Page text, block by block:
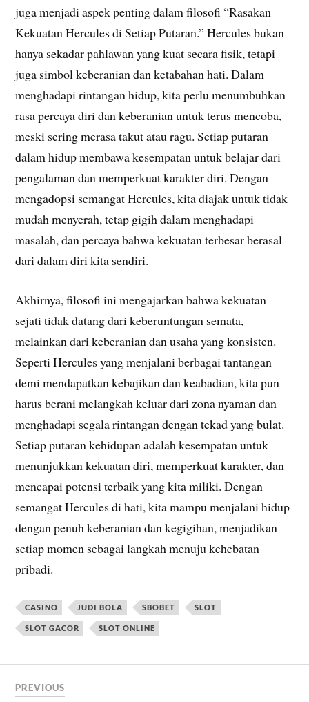
juga menjadi aspek penting dalam filosofi “Rasakan
Kekuatan Hercules di Setiap Putaran.” Hercules bukan
hanya sekadar pahlawan yang kuat secara fisik, tetapi
juga simbol keberanian dan ketabahan hati. Dalam
menghadapi rintangan hidup, kita perlu menumbuhkan
rasa percaya diri dan keberanian untuk terus mencoba,
meski sering merasa takut atau ragu. Setiap putaran
dalam hidup membawa kesempatan untuk belajar dari
pengalaman dan memperkuat karakter diri. Dengan
mengadopsi semangat Hercules, kita diajak untuk tidak
mudah menyerah, tetap gigih dalam menghadapi
masalah, dan percaya bahwa kekuatan terbesar berasal
dari dalam diri kita sendiri.
Akhirnya, filosofi ini mengajarkan bahwa kekuatan
sejati tidak datang dari keberuntungan semata,
melainkan dari keberanian dan usaha yang konsisten.
Seperti Hercules yang menjalani berbagai tantangan
demi mendapatkan kebajikan dan keabadian, kita pun
harus berani melangkah keluar dari zona nyaman dan
menghadapi segala rintangan dengan tekad yang bulat.
Setiap putaran kehidupan adalah kesempatan untuk
menunjukkan kekuatan diri, memperkuat karakter, dan
mencapai potensi terbaik yang kita miliki. Dengan
semangat Hercules di hati, kita mampu menjalani hidup
dengan penuh keberanian dan kegigihan, menjadikan
setiap momen sebagai langkah menuju kehebatan
pribadi.
CASINO JUDI BOLA SBOBET SLOT
SLOT GACOR SLOT ONLINE
PREVIOUS